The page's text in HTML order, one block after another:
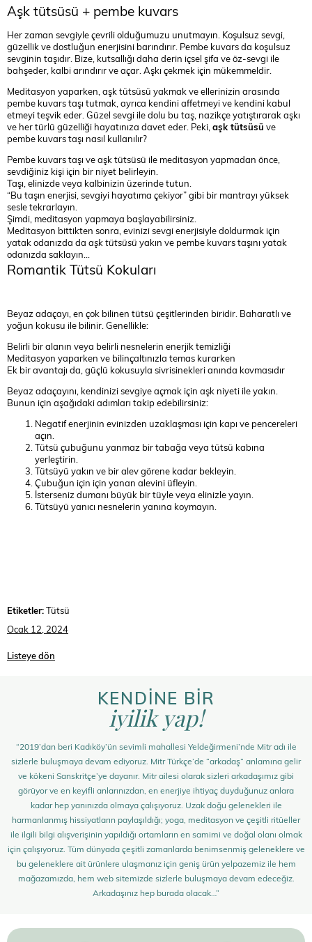
Aşk tütsüsü + pembe kuvars
Her zaman sevgiyle çevrili olduğumuzu unutmayın. Koşulsuz sevgi,
güzellik ve dostluğun enerjisini barındırır. Pembe kuvars da koşulsuz
sevginin taşıdır. Bize, kutsallığı daha derin içsel şifa ve öz-sevgi ile
bahşeder, kalbi arındırır ve açar. Aşkı çekmek için mükemmeldir.
Meditasyon yaparken, aşk tütsüsü yakmak ve ellerinizin arasında
pembe kuvars taşı tutmak, ayrıca kendini affetmeyi ve kendini kabul
etmeyi teşvik eder. Güzel sevgi ile dolu bu taş, nazikçe yatıştırarak aşkı
ve her türlü güzelliği hayatınıza davet eder. Peki, aşk tütsüsü ve
pembe kuvars taşı nasıl kullanılır?
Pembe kuvars taşı ve aşk tütsüsü ile meditasyon yapmadan önce,
sevdiğiniz kişi için bir niyet belirleyin.
Taşı, elinizde veya kalbinizin üzerinde tutun.
“Bu taşın enerjisi, sevgiyi hayatıma çekiyor” gibi bir mantrayı yüksek
sesle tekrarlayın.
Şimdi, meditasyon yapmaya başlayabilirsiniz.
Meditasyon bittikten sonra, evinizi sevgi enerjisiyle doldurmak için
yatak odanızda da aşk tütsüsü yakın ve pembe kuvars taşını yatak
odanızda saklayın…
Romantik Tütsü Kokuları
Beyaz adaçayı, en çok bilinen tütsü çeşitlerinden biridir. Baharatlı ve
yoğun kokusu ile bilinir. Genellikle:
Belirli bir alanın veya belirli nesnelerin enerjik temizliği
Meditasyon yaparken ve bilinçaltınızla temas kurarken
Ek bir avantajı da, güçlü kokusuyla sivrisinekleri anında kovmasıdır
Beyaz adaçayını, kendinizi sevgiye açmak için aşk niyeti ile yakın.
Bunun için aşağıdaki adımları takip edebilirsiniz:
Negatif enerjinin evinizden uzaklaşması için kapı ve pencereleri
açın.
Tütsü çubuğunu yanmaz bir tabağa veya tütsü kabına
yerleştirin.
Tütsüyü yakın ve bir alev görene kadar bekleyin.
Çubuğun için için yanan alevini üfleyin.
İsterseniz dumanı büyük bir tüyle veya elinizle yayın.
Tütsüyü yanıcı nesnelerin yanına koymayın.
Etiketler:Tütsü
Ocak 12, 2024
Listeye dön
KENDİNE BİR
iyilik yap!
“2019’dan beri Kadıköy’ün sevimli mahallesi Yeldeğirmeni’nde Mitr adı ile
sizlerle buluşmaya devam ediyoruz. Mitr Türkçe’de “arkadaş” anlamına gelir
ve kökeni Sanskritçe’ye dayanır. Mitr ailesi olarak sizleri arkadaşımız gibi
görüyor ve en keyifli anlarınızdan, en enerjiye ihtiyaç duyduğunuz anlara
kadar hep yanınızda olmaya çalışıyoruz. Uzak doğu gelenekleri ile
harmanlanmış hissiyatların paylaşıldığı; yoga, meditasyon ve çeşitli ritüeller
ile ilgili bilgi alışverişinin yapıldığı ortamların en samimi ve doğal olanı olmak
için çalışıyoruz. Tüm dünyada çeşitli zamanlarda benimsenmiş geleneklere ve
bu geleneklere ait ürünlere ulaşmanız için geniş ürün yelpazemiz ile hem
mağazamızda, hem web sitemizde sizlerle buluşmaya devam edeceğiz.
Arkadaşınız hep burada olacak…”